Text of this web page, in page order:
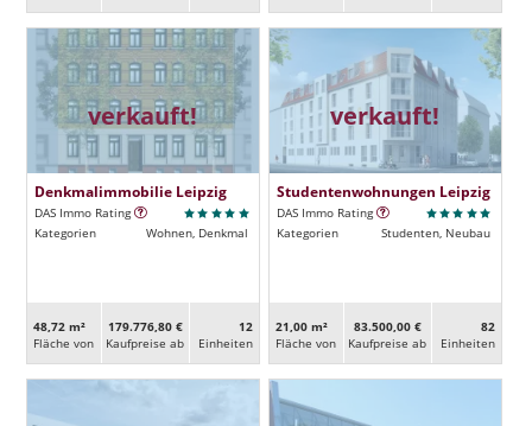
verkauft!
Denkmalimmobilie Leipzig
DAS Immo Rating
Kategorien
Wohnen, Denkmal
48,72 m²
Fläche von
179.776,80 €
Kaufpreise ab
12
Ein­heiten
verkauft!
Studentenwohnungen Leipzig
DAS Immo Rating
Kategorien
Studenten, Neubau
21,00 m²
Fläche von
83.500,00 €
Kaufpreise ab
82
Ein­heiten